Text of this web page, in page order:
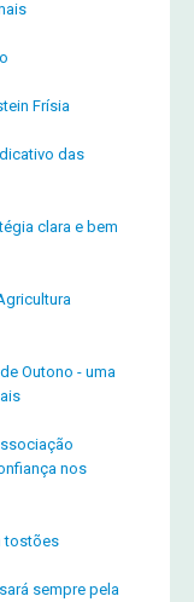
Frísia
das
clara e bem
Outono - uma
nos
tostões
sempre pela